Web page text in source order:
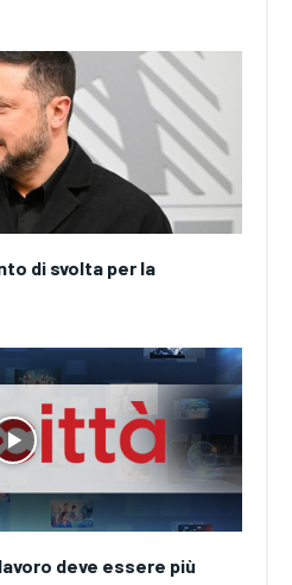
di svolta per la
deve essere più